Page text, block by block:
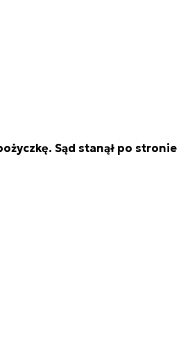
Sąd stanął po stronie